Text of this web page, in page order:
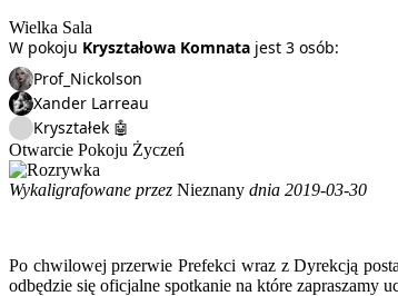
Wielka Sala
W pokoju Kryształowa Komnata jest 3 osób:
Prof_Nickolson
Xander Larreau
Kryształek 🤖
Otwarcie Pokoju Życzeń
Wykaligrafowane przez Nieznany dnia 2019-03-30
Po chwilowej przerwie Prefekci wraz z Dyrekcją
odbędzie się oficjalne spotkanie na które zapraszamy